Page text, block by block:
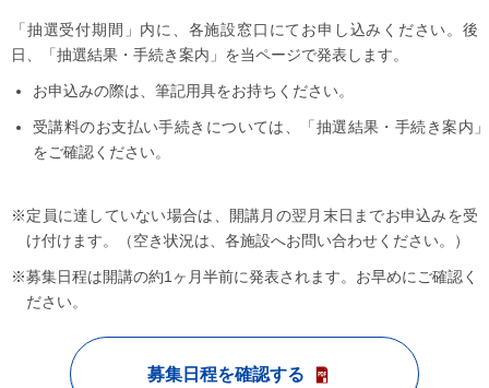
「抽選受付期間」内に、各施設窓口にてお申し込みください。後
日、「抽選結果・手続き案内」を当ページで発表します。
お申込みの際は、筆記用具をお持ちください。
受講料のお支払い手続きについては、「抽選結果・手続き案内」
をご確認ください。
※定員に達していない場合は、開講月の翌月末日までお申込みを受
け付けます。（空き状況は、各施設へお問い合わせください。）
※募集日程は開講の約1ヶ月半前に発表されます。お早めにご確認く
ださい。
募集日程を確認する